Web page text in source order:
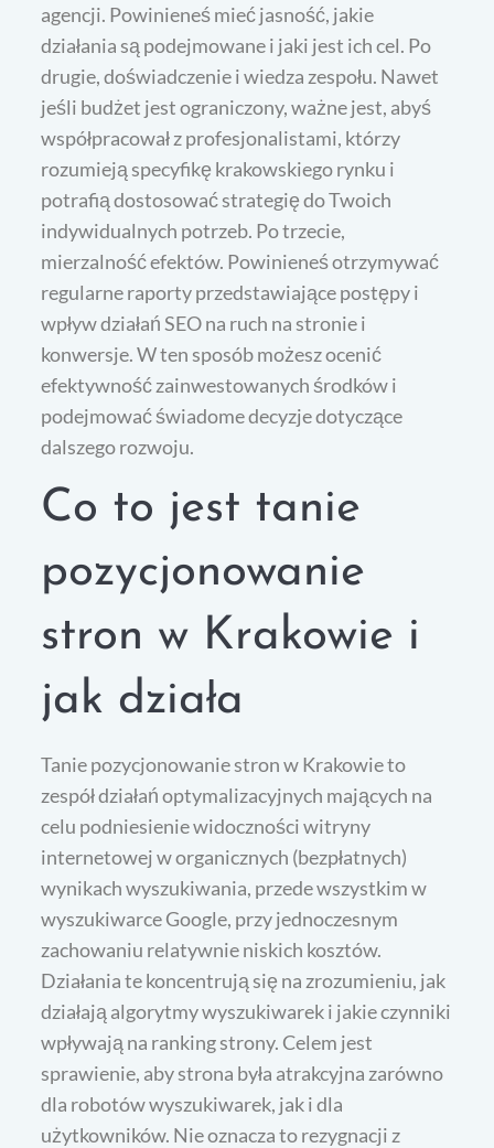
agencji. Powinieneś mieć jasność, jakie
działania są podejmowane i jaki jest ich cel. Po
drugie, doświadczenie i wiedza zespołu. Nawet
jeśli budżet jest ograniczony, ważne jest, abyś
współpracował z profesjonalistami, którzy
rozumieją specyfikę krakowskiego rynku i
potrafią dostosować strategię do Twoich
indywidualnych potrzeb. Po trzecie,
mierzalność efektów. Powinieneś otrzymywać
regularne raporty przedstawiające postępy i
wpływ działań SEO na ruch na stronie i
konwersje. W ten sposób możesz ocenić
efektywność zainwestowanych środków i
podejmować świadome decyzje dotyczące
dalszego rozwoju.
Co to jest tanie
pozycjonowanie
stron w Krakowie i
jak działa
Tanie pozycjonowanie stron w Krakowie to
zespół działań optymalizacyjnych mających na
celu podniesienie widoczności witryny
internetowej w organicznych (bezpłatnych)
wynikach wyszukiwania, przede wszystkim w
wyszukiwarce Google, przy jednoczesnym
zachowaniu relatywnie niskich kosztów.
Działania te koncentrują się na zrozumieniu, jak
działają algorytmy wyszukiwarek i jakie czynniki
wpływają na ranking strony. Celem jest
sprawienie, aby strona była atrakcyjna zarówno
dla robotów wyszukiwarek, jak i dla
użytkowników. Nie oznacza to rezygnacji z